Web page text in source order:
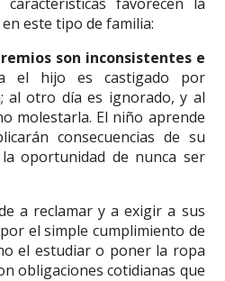
este tipo de familia:
son inconsistentes e
el hijo es castigado por
al otro día es ignorado, y al
molestarla. El niño aprende
consecuencias de su
oportunidad de nunca ser
a reclamar y a exigir a sus
el simple cumplimiento de
el estudiar o poner la ropa
obligaciones cotidianas que